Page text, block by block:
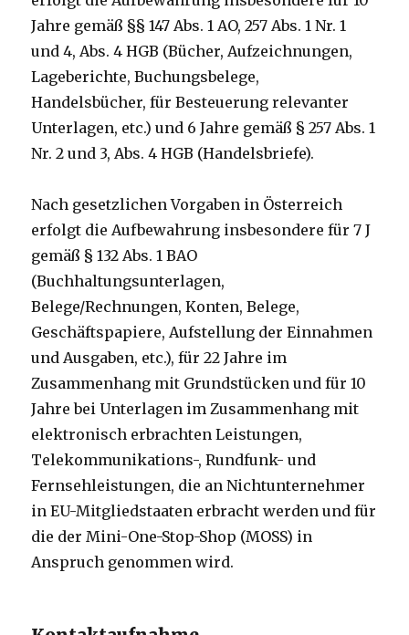
Jahre gemäß §§ 147 Abs. 1 AO, 257 Abs. 1 Nr. 1
und 4, Abs. 4 HGB (Bücher, Aufzeichnungen,
Lageberichte, Buchungsbelege,
Handelsbücher, für Besteuerung relevanter
Unterlagen, etc.) und 6 Jahre gemäß § 257 Abs. 1
Nr. 2 und 3, Abs. 4 HGB (Handelsbriefe).
Nach gesetzlichen Vorgaben in Österreich
erfolgt die Aufbewahrung insbesondere für 7 J
gemäß § 132 Abs. 1 BAO
(Buchhaltungsunterlagen,
Belege/Rechnungen, Konten, Belege,
Geschäftspapiere, Aufstellung der Einnahmen
und Ausgaben, etc.), für 22 Jahre im
Zusammenhang mit Grundstücken und für 10
Jahre bei Unterlagen im Zusammenhang mit
elektronisch erbrachten Leistungen,
Telekommunikations-, Rundfunk- und
Fernsehleistungen, die an Nichtunternehmer
in EU-Mitgliedstaaten erbracht werden und für
die der Mini-One-Stop-Shop (MOSS) in
Anspruch genommen wird.